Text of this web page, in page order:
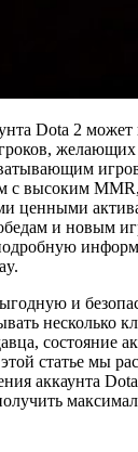
Dota 2 может
с высоким
ценными
и новым
и
несколько
состояние
статье мы
аккаунта